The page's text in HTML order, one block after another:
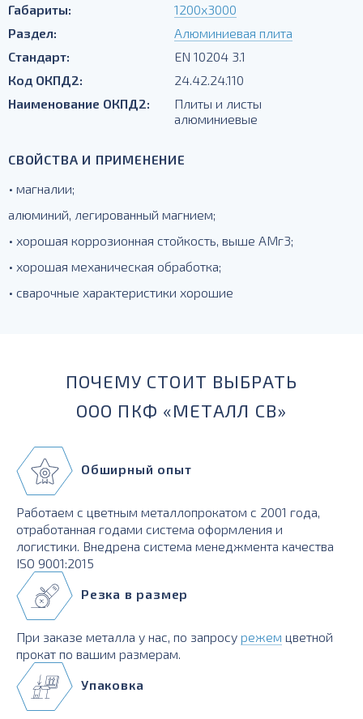
Габариты:
1200х3000
Раздел:
Алюминиевая плита
Стандарт:
EN 10204 3.1
Код ОКПД2:
24.42.24.110
Наименование ОКПД2:
Плиты и листы
алюминиевые
СВОЙСТВА И ПРИМЕНЕНИЕ
• магналии;
алюминий, легированный магнием;
• хорошая коррозионная стойкость, выше АМг3;
• хорошая механическая обработка;
• сварочные характеристики хорошие
ПОЧЕМУ СТОИТ ВЫБРАТЬ
ООО ПКФ «МЕТАЛЛ СВ»
Обширный опыт
Работаем с цветным металлопрокатом с 2001 года,
отработанная годами система оформления и
логистики. Внедрена система менеджмента качества
ISO 9001:2015
Резка в размер
При заказе металла у нас, по запросу режем цветной
прокат по вашим размерам.
Упаковка